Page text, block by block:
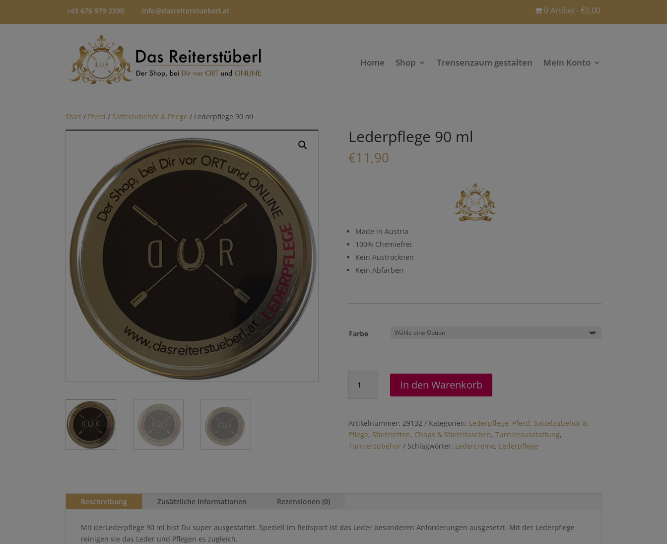
+43 676 979 2390 info@dasreiterstueberl.at 0 Artikel €0,00
Home Shop Trensenzaum gestalten Mein Konto
Start / Pferd / Sattelzubehör & Pflege / Lederpflege 90 ml
Lederpflege 90 ml
€11,90
Made in Austria
100% Chemiefrei
Kein Austrocknen
Kein Abfärben
Farbe
In den Warenkorb
Artikelnummer: 29132 Kategorien: Lederpflege, Pferd, Sattelzubehör &
Pflege, Stiefeletten, Chaps & Stiefeltaschen, Turnierausstattung,
Turnierzubehör
Schlagwörter: Ledercreme, Lederpflege
Beschreibung Zusätzliche Informationen Rezensionen (0)
Mit derLederpflege 90 ml bist Du super ausgestattet. Speziell im Reitsport ist das Leder besonderen Anforderungen ausgesetzt. Mit der Lederpflege
reinigen sie das Leder und Pflegen es zugleich.